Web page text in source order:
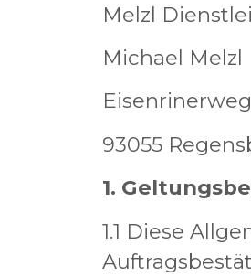
Melzl
Michael Melzl
93055
1.
1.1 Diese